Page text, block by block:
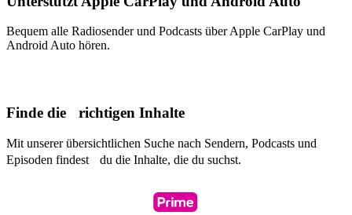
Bequem alle Radiosender und Podcasts über Apple CarPlay und
Android Auto hören.
Finde die richtigen Inhalte
Mit unserer übersichtlichen Suche nach Sendern, Podcasts und
Episoden findest du die Inhalte, die du suchst.